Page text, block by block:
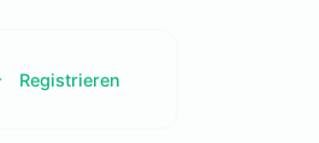
Registrieren